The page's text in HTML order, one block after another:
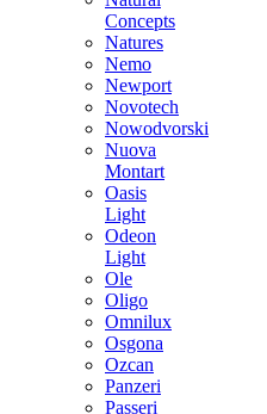
Concepts
Natures
Nemo
Newport
Novotech
Nowodvorski
Nuova
Montart
Oasis
Light
Odeon
Light
Ole
Oligo
Omnilux
Osgona
Ozcan
Panzeri
Passeri